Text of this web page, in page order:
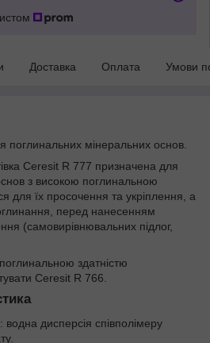
Доставка Оплата Умови
поглинальних мінеральних основ.
Ceresit R 777 призначена для
з високою поглинальною
для їх просочення та укріплення, а
перед нанесенням
(самовирівнювальних підлог,
здатністю
Ceresit R 766.
дисперсія співполімеру